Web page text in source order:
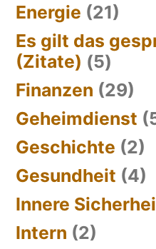
Energie (21)
Es gilt das
(Zitate) (5)
Finanzen (29)
Geheimdienst
Geschichte (2)
Gesundheit (4)
Innere
Intern (2)